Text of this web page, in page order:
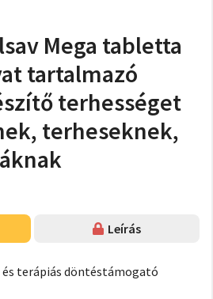
Mega tabletta
tartalmazó
terhességet
terheseknek,
Leírás
terápiás döntéstámogató